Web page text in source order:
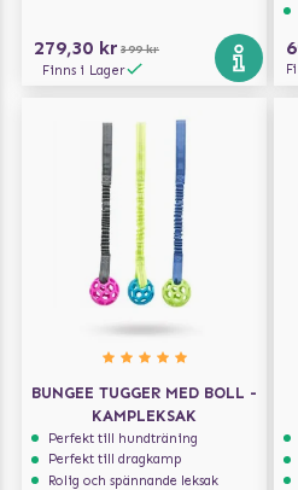
279,30 kr 399 kr
Finns i Lager
BUNGEE TUGGER MED BOLL -
KAMPLEKSAK
Perfekt till hundträning
Perfekt till dragkamp
Rolig och spännande leksak